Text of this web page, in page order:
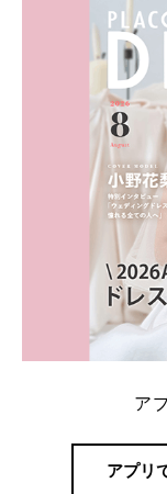
内
一番
解
ア
アプリ